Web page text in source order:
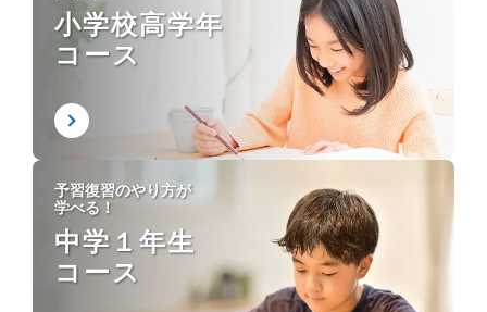
小学校高学年
コース
予習復習のやり方が
学べる！
中学１年生
コース